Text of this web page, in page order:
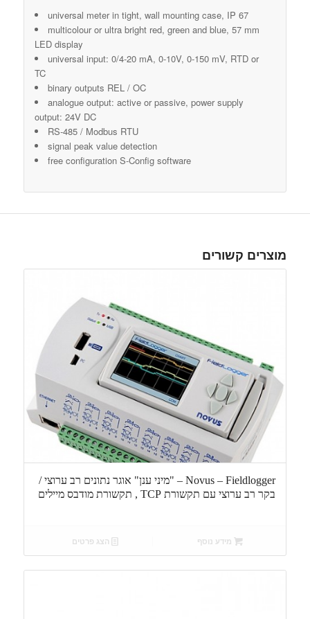
universal meter in tight, wall mounting case, IP 67
multicolour or ultra bright red, green and blue, 57 mm
LED display
universal input: 0/4-20 mA, 0-10V, 0-150 mV, RTD or
TC
binary outputs REL / OC
analogue output: active or passive, power supply
output: 24V DC
RS-485 / Modbus RTU
signal peak value detection
free configuration S-Config software
מוצרים קשורים
Novus – Fieldlogger – "מיני ענן" אוגר נתונים רב ערוצי /
בקר רב ערוצי עם תקשורת TCP , תקשורת מודבס מיילים
מידע נוסף הצג פרטים